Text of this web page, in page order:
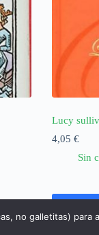
Lucy
4,05€
Sin
no galletitas)